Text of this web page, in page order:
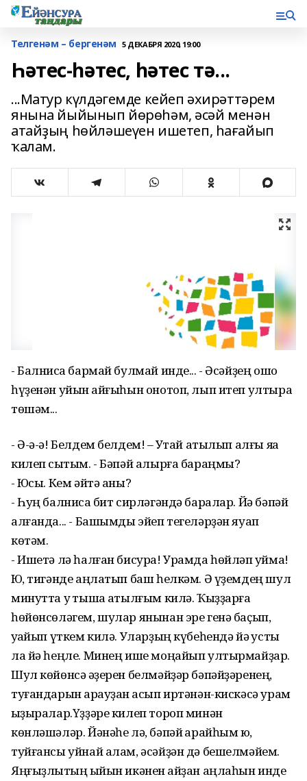
Телгенәм – бергенәм 5 ДЕКАБРЯ 2020, 19:00
Һәтес-һәтес, һәтес тә...
...Матур күлдәгемде кейеп әхирәттәрем
янына йыйынып йөрөһәм, әсәй менән
атайҙың һөйләшеүен ишетеп, һағайып
ҡалам.
- Балнисҡа бармай булмай инде... - Әсәйҙең ошо
һүҙенән уйын ҡайғыһын онотоп, лып итеп ултыра
төшәм...
- Ә-ә-ә! Белдем белдем! – Уҡтай атылып алғы яҡҡа
килеп сыҡтым. - Бәпәй алырға бараңмы?
- Юҡсы. Кем әйтә аны?
- Һуң балнисҡа бит сирләгәндә баралар. Йә бәпәй
алғанда... - Башымды эйеп тегеләрҙән яуап
көтәм.
- Ишетә лә һалған бисура! Урамда һөйләп ҡуйма!
Юҡ, тигәнде аңлатып баш һелкәм. Ә үҙемдең шул
минутта уҡ тышҡа атылғым килә. Ҡыҙҙарға
һөйөнсөләгем, шулар янынан эре генә баҫып,
ҡуҡайып үткем килә. Уларҙың күбеһендә йә ҡусты
ла йә һеңле. Минең ише моңайып ултырмайҙар.
Шул көйөнсә ҡәҙерен белмәйҙәр бәпәйҙәренең,
туғандарын ҡарауҙан ҡасып иртәнән-кискәсә урам
ҡыҙыралар.Үҙҙәре килеп тороп минән
көнләшәләр. Йәнәһе лә, бәпәй ҡарайһым юҡ,
туйғансы уйнай алам, әсәйҙән дә бешелмәйем.
Яңғыҙлыҡтың ҡыйын икәнен ҡайҙан аңлаһын инде